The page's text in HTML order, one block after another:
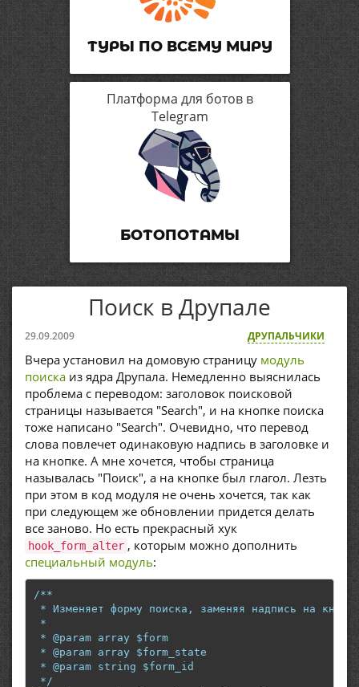
ТУРЫ ПО ВСЕМУ МИРУ
Платформа для ботов в
Telegram
БОТОПОТАМЫ
Поиск в Друпале
29.09.2009 ДРУПАЛЬЧИКИ
Вчера установил на домовую страницу модуль
поиска из ядра Друпала. Немедленно выяснилась
проблема с переводом: заголовок поисковой
страницы называется "Search", и на кнопке поиска
тоже написано "Search". Очевидно, что перевод
слова повлечет одинаковую надпись в заголовке и
на кнопке. А мне хочется, чтобы страница
называлась "Поиск", а на кнопке был глагол. Лезть
при этом в код модуля не очень хочется, так как
при следующем же обновлении придется делать
все заново. Но есть прекрасный хук
hook_form_alter , которым можно дополнить
специальный модуль:
/**
* Изменяет форму поиска, заменяя надпись на
*
* @param array $form
* @param array $form_state
* @param string $form_id
*/